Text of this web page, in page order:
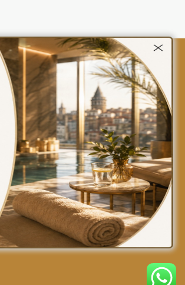
Türkçe
yourself at home
in our hotel